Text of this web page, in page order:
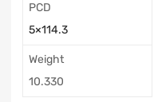
PCD
5×114.3
Weight
10.330